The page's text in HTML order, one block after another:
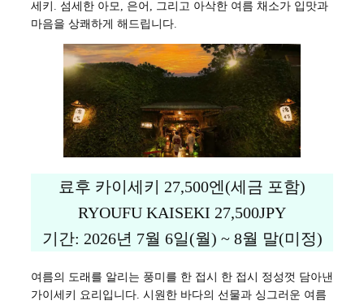
세키. 섬세한 아모, 은어, 그리고 아삭한 여름 채소가 입맛과
마음을 상쾌하게 해드립니다.
료후 카이세키 27,500엔(세금 포함)
RYOUFU KAISEKI 27,500JPY
기간: 2026년 7월 6일(월) ~ 8월 말(미정)
여름의 도래를 알리는 풍미를 한 접시 한 접시 정성껏 담아낸
가이세키 요리입니다. 시원한 바다의 선물과 싱그러운 여름